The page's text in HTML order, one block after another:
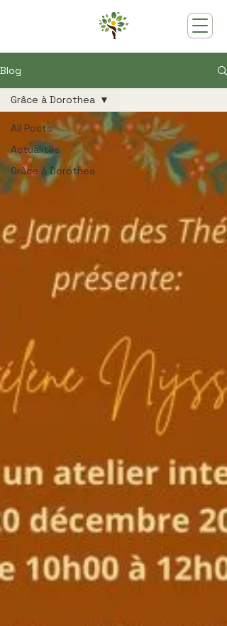
Blog
All Posts
Actualités
Grâce à Dorothea
Grâce à Dorothea